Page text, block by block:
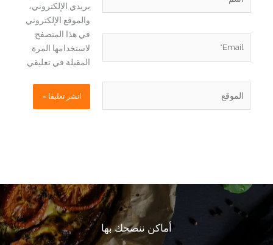
بريدي الإلكتروني،
والموقع الإلكتروني
في هذا المتصفح
لاستخدامها المرة
المقبلة في تعليقي.
أماكن ننصحك بها